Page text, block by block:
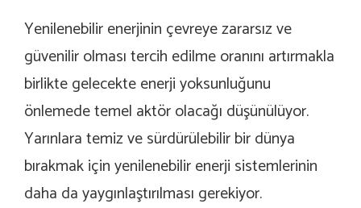
Yenilenebilir enerjinin çevreye zararsız ve
güvenilir olması tercih edilme oranını artırmakla
birlikte gelecekte enerji yoksunluğunu
önlemede temel aktör olacağı düşünülüyor.
Yarınlara temiz ve sürdürülebilir bir dünya
bırakmak için yenilenebilir enerji sistemlerinin
daha da yaygınlaştırılması gerekiyor.